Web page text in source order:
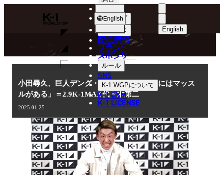
K-
WGP
English
中文（繁體
ショップ
ニュース
配信情報
ブランド
スポンサー
ルール
SNS
K-1 WGPについて
K-1 GYM
K-1 LICENSE
English
NEWS
ニュース
小田尋久、巨人デング・シルバ狩りへ「僕にはマッス
ルがある」＝2.9K-1MAX代々木第二
2025.01.25